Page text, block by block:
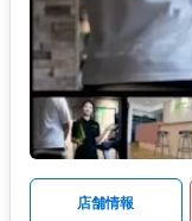
店舗情報